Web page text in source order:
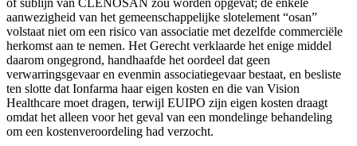
aanwezigheid van het gemeenschappelijke slotelement “osan”
volstaat niet om een risico van associatie met dezelfde commerciële
herkomst aan te nemen. Het Gerecht verklaarde het enige middel
daarom ongegrond, handhaafde het oordeel dat geen
verwarringsgevaar en evenmin associatiegevaar bestaat, en besliste
ten slotte dat Ionfarma haar eigen kosten en die van Vision
Healthcare moet dragen, terwijl EUIPO zijn eigen kosten draagt
omdat het alleen voor het geval van een mondelinge behandeling
om een kostenveroordeling had verzocht.